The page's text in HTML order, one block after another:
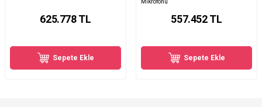
625.778TL
Sepete Ekle
Mikrofonu
557.452TL
Sepete Ekle